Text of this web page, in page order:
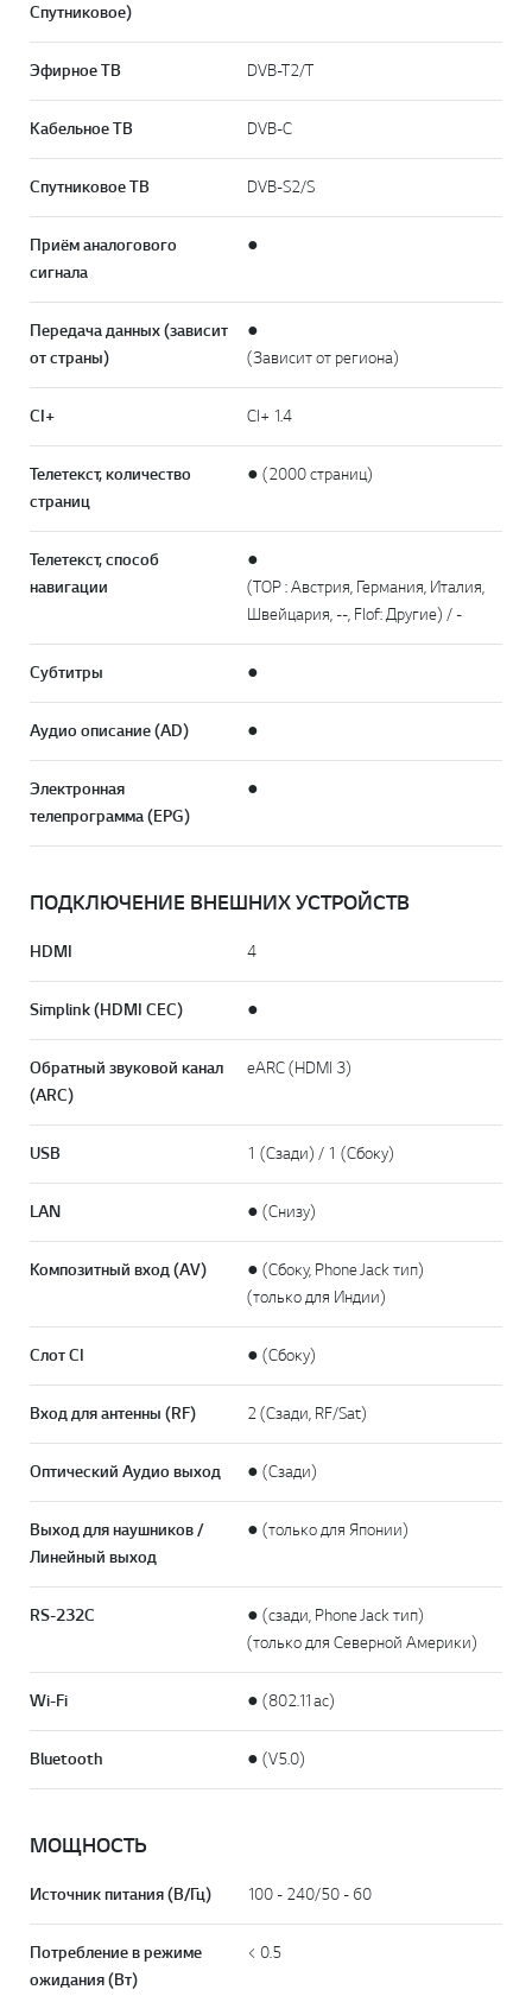
Спутниковое)
Эфирное ТВ DVB-T2/T
Кабельное ТВ DVB-C
Спутниковое ТВ DVB-S2/S
Приём аналогового
сигнала
●
Передача данных (зависит
от страны)
●
(Зависит от региона)
CI+ CI+ 1.4
Телетекст, количество
страниц
● (2000 страниц)
Телетекст, способ
навигации
●
(TOP : Австрия, Германия, Италия,
Швейцария, --, Flof: Другие) / -
Субтитры ●
Аудио описание (AD) ●
Электронная
телепрограмма (EPG)
●
ПОДКЛЮЧЕНИЕ ВНЕШНИХ УСТРОЙСТВ
HDMI 4
Simplink (HDMI CEC) ●
Обратный звуковой канал
(ARC)
eARC (HDMI 3)
USB 1 (Сзади) / 1 (Сбоку)
LAN ● (Снизу)
Композитный вход (AV)
● (Сбоку, Phone Jack тип)
(только для Индии)
Слот CI ● (Сбоку)
Вход для антенны (RF) 2 (Сзади, RF/Sat)
Оптический Аудио выход ● (Сзади)
Выход для наушников /
Линейный выход
● (только для Японии)
RS-232C
● (сзади, Phone Jack тип)
(только для Северной Америки)
Wi-Fi ● (802.11ac)
Bluetooth ● (V5.0)
МОЩНОСТЬ
Источник питания (В/Гц) 100 - 240/50 - 60
Потребление в режиме
ожидания (Вт)
< 0.5